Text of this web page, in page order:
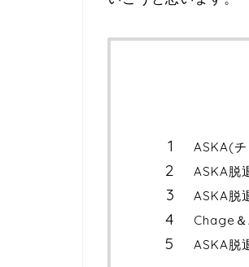
ASKA(
ASKA脱
ASKA脱
Chage
ASKA脱